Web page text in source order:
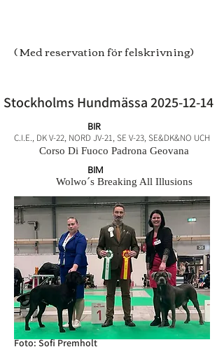
( Med reservation för felskrivning)
Stockholms Hundmässa2025-12-14
BIR
C.I.E., DK V-22, NORD JV-21, SE V-23, SE&DK&NO UCH
Corso Di Fuoco Padrona Geovana
BIM
Wolwo´s Breaking All Illusions
Foto: Sofi Premholt